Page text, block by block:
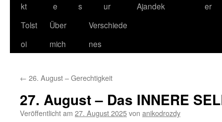
kt
e
s
ur
Ajandek
er
Tolst
oi
Über
mich
Verschiede
nes
← 26. August – Gerechtigkeit
27. August – Das INNERE
Veröffentlicht am 27. August 2025von anikodrozdy